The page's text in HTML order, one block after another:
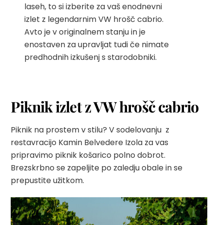
laseh, to si izberite za vaš enodnevni
izlet z legendarnim VW hrošč cabrio.
Avto je v originalnem stanju in je
enostaven za upravljat tudi če nimate
predhodnih izkušenj s starodobniki.
Piknik izlet z VW hrošč cabrio
Piknik na prostem v stilu? V sodelovanju z
restavracijo Kamin Belvedere Izola za vas
pripravimo piknik košarico polno dobrot.
Brezskrbno se zapeljite po zaledju obale in se
prepustite užitkom.